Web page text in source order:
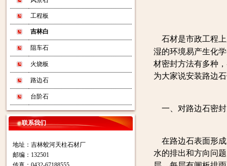
工程板
吉林白
阻车石
火烧板
路边石
台阶石
联系我们
地址：吉林蛟河天柱石材厂
邮编：132501
石材是市政工程上
湿的环境易产生化
材密封方法有多种
为大家说安装路边
一、对路边石密封
在路边石表面形成
水的排出和方向问